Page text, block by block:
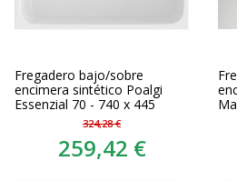
Fregadero bajo/sobre
encimera sintético Poalgi
Essenzial 70 - 740 x 445
324,28 €
259,42 €